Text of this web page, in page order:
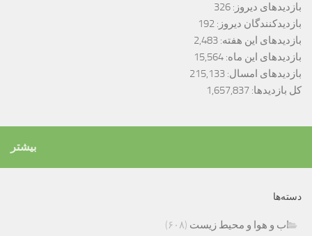
بازدیدهای دیروز: 326
بازدیدکنندگان دیروز: 192
بازدیدهای این هفته: 2,483
بازدیدهای این ماه: 15,564
بازدیدهای امسال: 215,133
کل بازدیدها: 1,657,837
بیشتر
دسته‌ها
اب و هوا و محیط زیست (۶۰۸)